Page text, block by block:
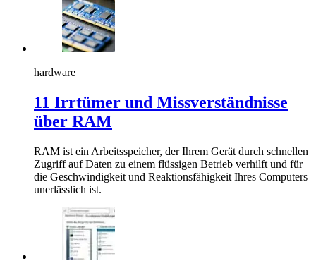
hardware
11 Irrtümer und Missverständnisse
über RAM
RAM ist ein Arbeitsspeicher, der Ihrem Gerät durch schnellen
Zugriff auf Daten zu einem flüssigen Betrieb verhilft und für
die Geschwindigkeit und Reaktionsfähigkeit Ihres Computers
unerlässlich ist.